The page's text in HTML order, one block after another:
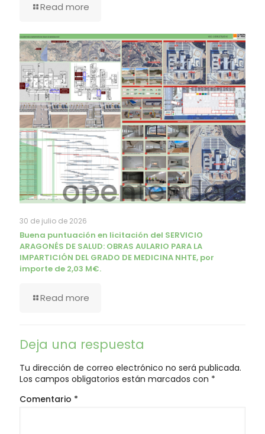
Read more
30 de julio de 2026
Buena puntuación en licitación del SERVICIO
ARAGONÉS DE SALUD: OBRAS AULARIO PARA LA
IMPARTICIÓN DEL GRADO DE MEDICINA NHTE, por
importe de 2,03 M€.
Read more
Deja una respuesta
Tu dirección de correo electrónico no será publicada.
Los campos obligatorios están marcados con *
Comentario *